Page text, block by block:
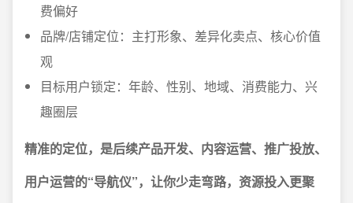
费偏好
品牌/店铺定位：主打形象、差异化卖点、核心价值
观
目标用户锁定：年龄、性别、地域、消费能力、兴
趣圈层
精准的定位，是后续产品开发、内容运营、推广投放、
用户运营的“导航仪”，让你少走弯路，资源投入更聚